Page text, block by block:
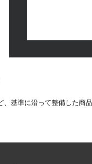
、基準に沿って整備した商